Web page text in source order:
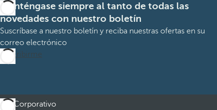
Manténgase siempre al tanto de todas las
novedades con nuestro boletín
Suscríbase a nuestro boletín y reciba nuestras ofertas en su
correo electrónico
Suscribirme
Corporativo